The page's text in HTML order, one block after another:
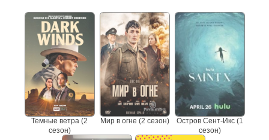
Темные ветра (2
сезон)
Мир в огне (2 сезон)
Остров Сент-Икс (1
сезон)